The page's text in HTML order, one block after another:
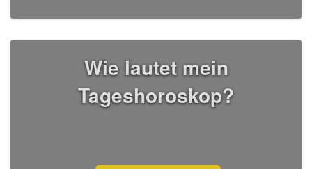
Wie lautet mein
Tageshoroskop?